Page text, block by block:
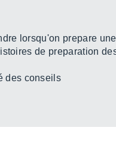
lorsqu'on prepare
de preparation
des conseils